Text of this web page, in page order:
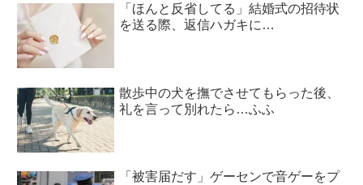
「ほんと反省してる」結婚式の招待状
を送る際、返信ハガキに…
散歩中の犬を撫でさせてもらった後、
礼を言って別れたら…ふふ
「被害届だす」ゲーセンで音ゲーをプ